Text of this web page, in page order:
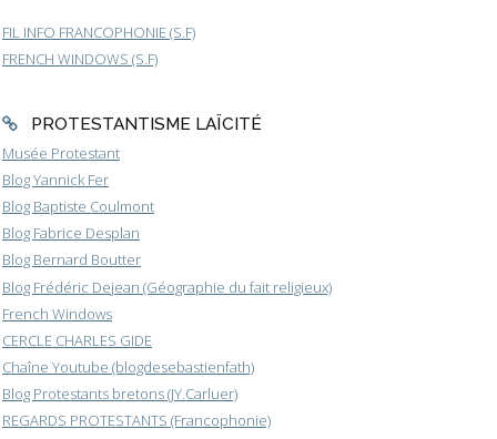
FIL INFO FRANCOPHONIE (S.F)
FRENCH WINDOWS (S.F)
PROTESTANTISME LAÏCITÉ
Musée Protestant
Blog Yannick Fer
Blog Baptiste Coulmont
Blog Fabrice Desplan
Blog Bernard Boutter
Blog Frédéric Dejean (Géographie du fait religieux)
French Windows
CERCLE CHARLES GIDE
Chaîne Youtube (blogdesebastienfath)
Blog Protestants bretons (JY.Carluer)
REGARDS PROTESTANTS (Francophonie)